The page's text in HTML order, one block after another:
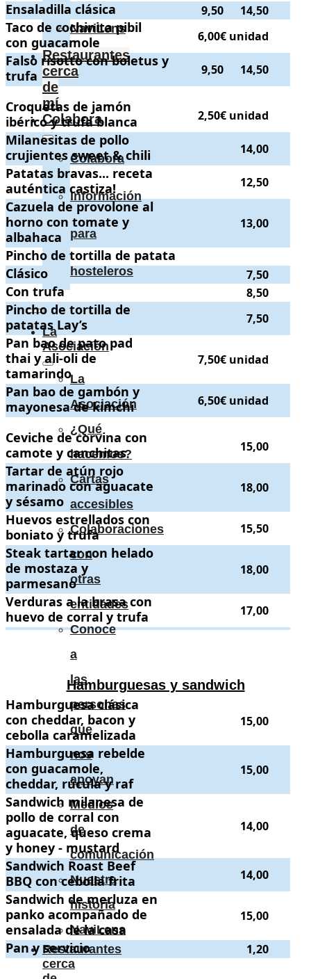
NaviLens
Restaurantes
cerca
de
mí
Colabora
Colabora
Información
para
hosteleros
La
Asociación
La
Asociación
¿Qué
hacemos?
Cartas
accesibles
Colaboraciones
con
otras
entidades
Conoce
a
las
personas
que
nos
apoyan
Medios
de
comunicación
Nuestra
historia
NaviLens
Restaurantes
cerca
Ensaladilla clásica .. Precios:
Ensaladilla clásica 9,50 14,50
Taco de cochinita pibil con guacamole
Taco de cochinita pibil
con guacamole
6,00€ unidad
Falso risotto con boletus y trufa .. Precios:
Falso risotto con boletus y
trufa
9,50 14,50
Croquetas de jamón ibérico y trufa blanca
Croquetas de jamón
ibérico y trufa blanca
2,50€ unidad
Milanesitas de pollo crujientes sweet & chili
Milanesitas de pollo
crujientes sweet & chili
14,00
Patatas bravas... receta auténtica castiza!
Patatas bravas... receta
auténtica castiza!
12,50
Cazuela de provolone al horno con tomate y albahaca
Cazuela de provolone al
horno con tomate y
albahaca
13,00
Pincho de tortilla de patata ..
Pincho de tortilla de patata
Clásico .. Precio:7,50 .
Clásico 7,50
Con trufa .. Precio:
Con trufa 8,50
Pincho de tortilla de patatas Lay’s
Pincho de tortilla de
patatas Lay’s
7,50
Pan bao de pato pad thai y ali-oli de tamarindo
Pan bao de pato pad
thai y ali-oli de
tamarindo
7,50€ unidad
Pan bao de gambón y mayonesa de kimchi
Pan bao de gambón y
mayonesa de kimchi
6,50€ unidad
Ceviche de corvina con camote y canchitas
Ceviche de corvina con
camote y canchitas
15,00
Tartar de atún rojo marinado con aguacate y sésamo
Tartar de atún rojo
marinado con aguacate
y sésamo
18,00
Huevos estrellados con boniato y trufa
Huevos estrellados con
boniato y trufa
15,50
Steak tartar con helado de mostaza y parmesano
Steak tartar con helado
de mostaza y
parmesano
18,00
Verduras a la brasa con huevo de corral y trufa
Verduras a la brasa con
huevo de corral y trufa
17,00
..
Hamburguesas y sandwich
Hamburguesa clásica con cheddar, bacon y cebolla caramelizada
Hamburguesa clásica
con cheddar, bacon y
cebolla caramelizada
15,00
Hamburguesa rebelde con guacamole, cheddar, rúcula y raf
Hamburguesa rebelde
con guacamole,
cheddar, rúcula y raf
15,00
Sandwich milanesa de pollo de corral con aguacate, queso crema y
Sandwich milanesa de
pollo de corral con
aguacate, queso crema
y honey - mustard
14,00
Sandwich Roast Beef BBQ con cebolla frita
Sandwich Roast Beef
BBQ con cebolla frita
14,00
Sandwich de merluza en panko acompañado de ensalada de la casa
Sandwich de merluza en
panko acompañado de
ensalada de la casa
15,00
Pan y servicio .. Precio:1,20
Pan y servicio 1,20